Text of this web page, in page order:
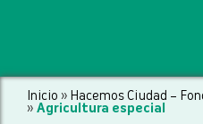
Inicio » Hacemos Ciudad –
» Agricultura especial